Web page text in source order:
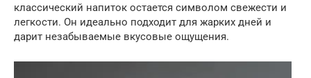
классический напиток остается символом свежести и
легкости. Он идеально подходит для жарких дней и
дарит незабываемые вкусовые ощущения.